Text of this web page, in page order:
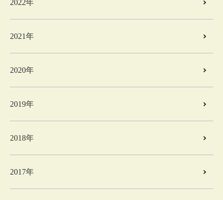
2022年
2021年
2020年
2019年
2018年
2017年